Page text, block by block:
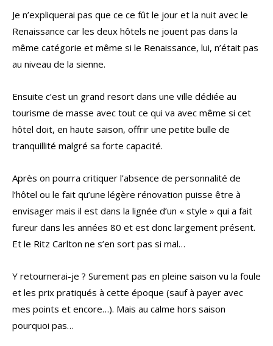
Je n’expliquerai pas que ce ce fût le jour et la nuit avec le
Renaissance car les deux hôtels ne jouent pas dans la
même catégorie et même si le Renaissance, lui, n’était pas
au niveau de la sienne.
Ensuite c’est un grand resort dans une ville dédiée au
tourisme de masse avec tout ce qui va avec même si cet
hôtel doit, en haute saison, offrir une petite bulle de
tranquillité malgré sa forte capacité.
Après on pourra critiquer l’absence de personnalité de
l’hôtel ou le fait qu’une légère rénovation puisse être à
envisager mais il est dans la lignée d’un « style » qui a fait
fureur dans les années 80 et est donc largement présent.
Et le Ritz Carlton ne s’en sort pas si mal…
Y retournerai-je ? Surement pas en pleine saison vu la foule
et les prix pratiqués à cette époque (sauf à payer avec
mes points et encore…). Mais au calme hors saison
pourquoi pas…